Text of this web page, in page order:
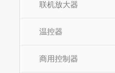
联机放大器
温控器
商用控制器